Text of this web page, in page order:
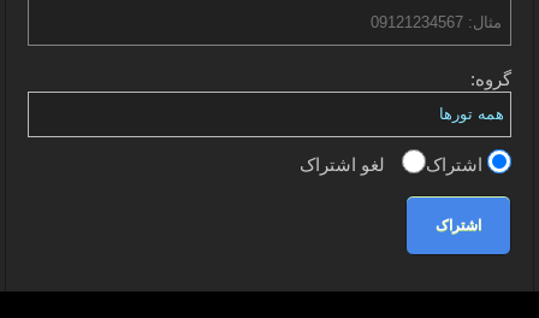
گروه:
اشتراک لغو اشتراک
اشتراک